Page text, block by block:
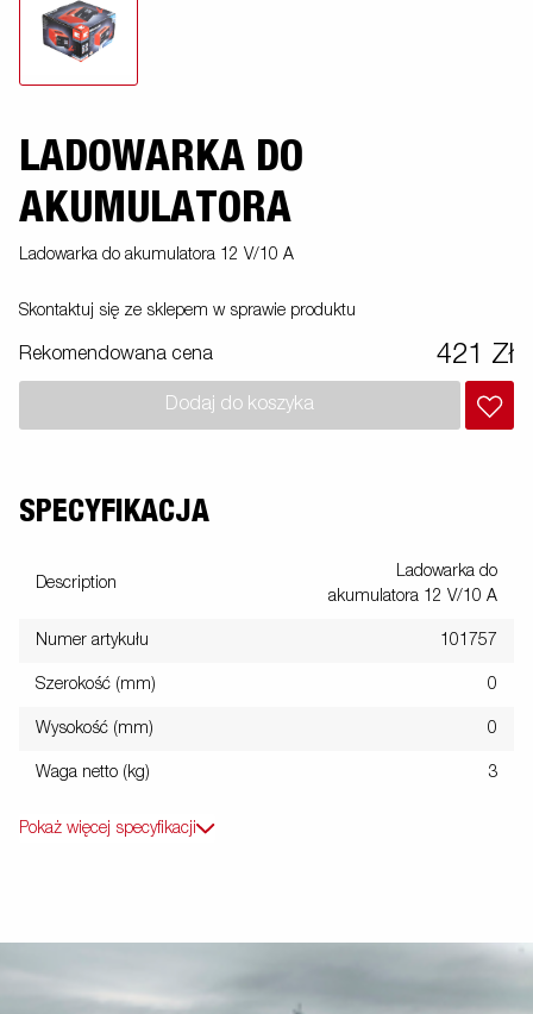
LADOWARKA DO
AKUMULATORA
Ladowarka do akumulatora 12 V/10 A
Skontaktuj się ze sklepem w sprawie produktu
Rekomendowana cena 421 Zł
Dodaj do koszyka
SPECYFIKACJA
Description
Ladowarka do
akumulatora 12 V/10 A
Numer artykułu 101757
Szerokość (mm) 0
Wysokość (mm) 0
Waga netto (kg) 3
Pokaż więcej specyfikacji